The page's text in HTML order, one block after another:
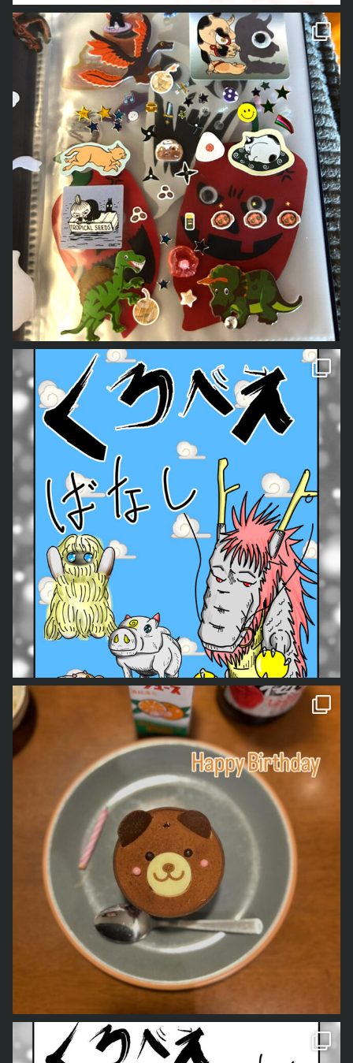
とあおごろ
も「シール
日々を描いたマンガ
今年もくろべぇ、あおごろ
ともどもよろしくお願いします。 「どう
をご紹介しました。 今回は、今住んでいる土地の神様「も